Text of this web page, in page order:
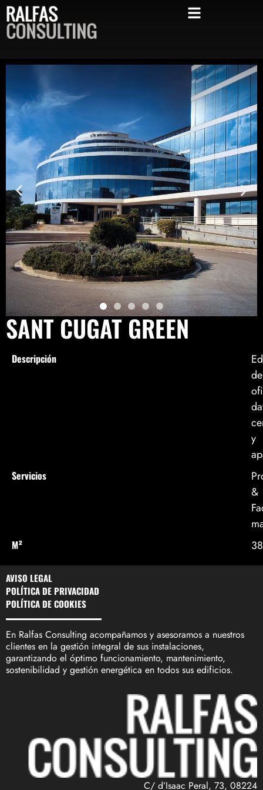
SANT CUGAT GREEN
Descripción
de
y
Servicios
&
M²
AVISO LEGAL
POLÍTICA DE PRIVACIDAD
POLÍTICA DE COOKIES
En Ralfas Consulting acompañamos y asesoramos a nuestros
clientes en la gestión integral de sus instalaciones,
garantizando el óptimo funcionamiento, mantenimiento,
sostenibilidad y gestión energética en todos sus edificios.
C/ d’Isaac Peral, 73, 08224